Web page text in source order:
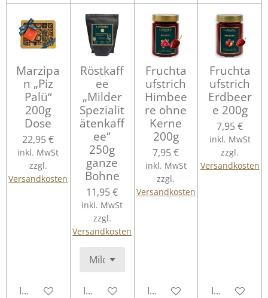
Marzipa
n „Piz
Palü“
200g
Dose
22,95 €
inkl. MwSt
zzgl.
Versandkosten
In den Warenkorb
Röstkaff
ee
„Milder
Spezialit
ätenkaff
ee“
250g
ganze
Bohne
11,95 €
inkl. MwSt
zzgl.
Versandkosten
In den Warenkorb
Fruchta
ufstrich
Himbee
re ohne
Kerne
200g
7,95 €
inkl. MwSt
zzgl.
Versandkosten
In den Warenkorb
Fruchta
ufstrich
Erdbeer
e 200g
7,95 €
inkl. MwSt
zzgl.
Versandkosten
In den